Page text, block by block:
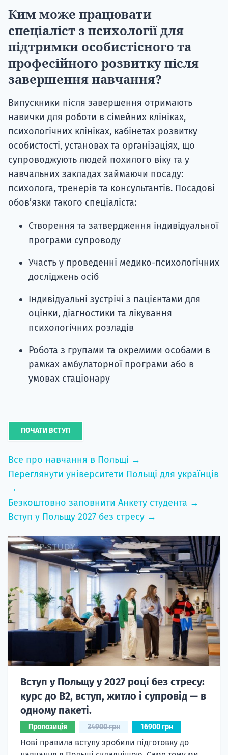
Ким може працювати
спеціаліст з психології для
підтримки особистісного та
професійного розвитку після
завершення навчання?
Випускники після завершення отримають
навички для роботи в сімейних клініках,
психологічних клініках, кабінетах розвитку
особистості, установах та організаціях, що
супроводжують людей похилого віку та у
навчальних закладах займаючи посаду:
психолога, тренерів та консультантів. Посадові
обов’язки такого спеціаліста:
Створення та затвердження індивідуальної
програми супроводу
Участь у проведенні медико-психологічних
досліджень осіб
Індивідуальні зустрічі з пацієнтами для
оцінки, діагностики та лікування
психологічних розладів
Робота з групами та окремими особами в
рамках амбулаторної програми або в
умовах стаціонару
ПОЧАТИ ВСТУП
Все про навчання в Польщі →
Переглянути університети Польщі для українців
→
Безкоштовно заповнити Анкету студента →
Вступ у Польщу 2027 без стресу →
Вступ у Польщу у 2027 році без стресу:
курс до B2, вступ, житло і супровід — в
одному пакеті.
Пропозиція 34900 грн 16900 грн
Нові правила вступу зробили підготовку до